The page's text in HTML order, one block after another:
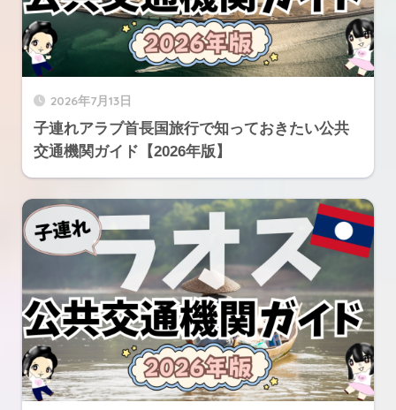
2026年7月13日
子連れアラブ首長国旅行で知っておきたい公共
交通機関ガイド【2026年版】